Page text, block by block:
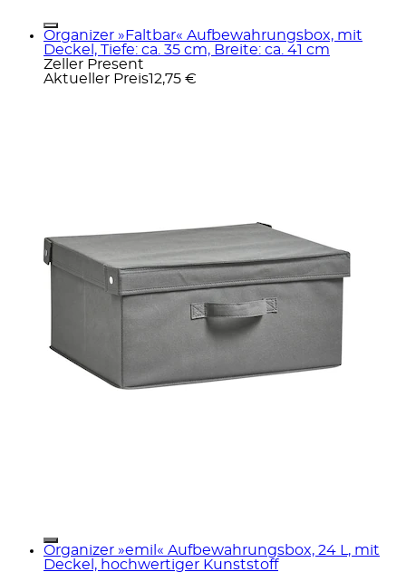
Organizer »Faltbar« Aufbewahrungsbox, mit
Deckel, Tiefe: ca. 35 cm, Breite: ca. 41 cm
Zeller Present
Aktueller Preis12,75 €
Organizer »emil« Aufbewahrungsbox, 24 L, mit
Deckel, hochwertiger Kunststoff